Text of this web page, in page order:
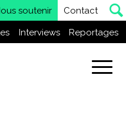
soutenir Contact
Interviews Reportages